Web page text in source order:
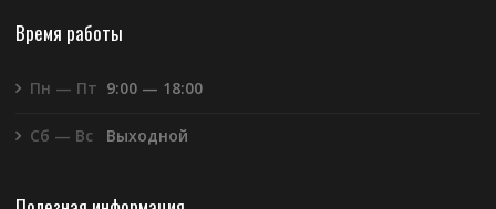
Время работы
Пн — Пт 9:00 — 18:00
Сб — Вс Выходной